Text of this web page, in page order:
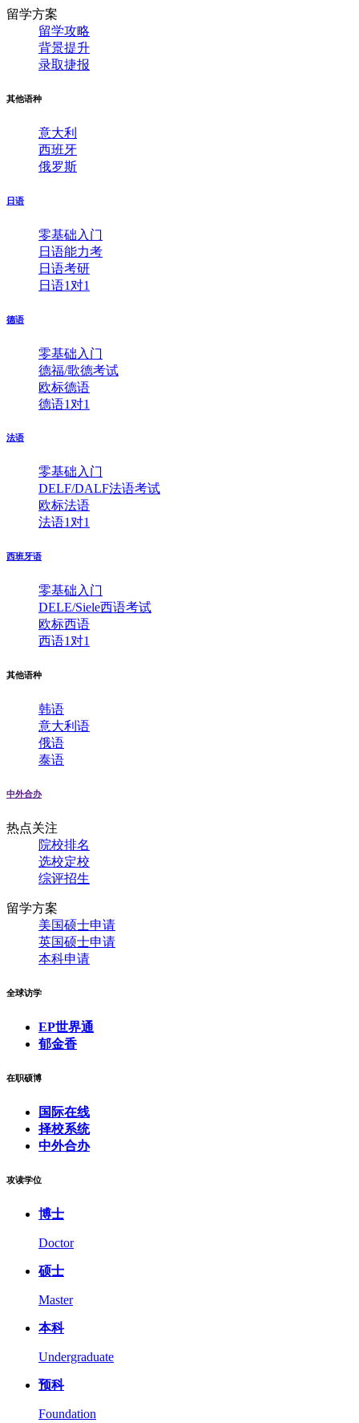
留学方案
留学攻略
背景提升
录取捷报
其他语种
意大利
西班牙
俄罗斯
日语
零基础入门
日语能力考
日语考研
日语1对1
德语
零基础入门
德福/歌德考试
欧标德语
德语1对1
法语
零基础入门
DELF/DALF法语考试
欧标法语
法语1对1
西班牙语
零基础入门
DELE/Siele西语考试
欧标西语
西语1对1
其他语种
韩语
意大利语
俄语
泰语
中外合办
热点关注
院校排名
选校定校
综评招生
留学方案
美国硕士申请
英国硕士申请
本科申请
全球访学
EP世界通
郁金香
在职硕博
国际在线
择校系统
中外合办
攻读学位
博士
Doctor
硕士
Master
本科
Undergraduate
预科
Foundation